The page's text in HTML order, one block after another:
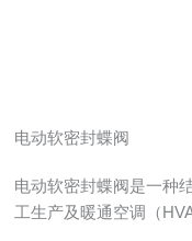
电动软密封蝶阀
电动软密封蝶阀是一种
工生产及暖通空调（